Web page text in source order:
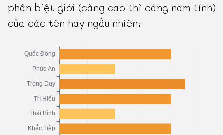
phân biệt giới (càng cao thì càng nam tính)
của các tên hay ngẫu nhiên: